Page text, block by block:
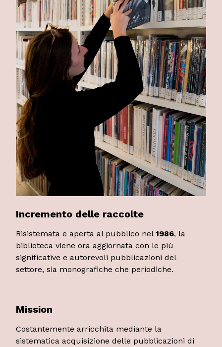
Incremento delle raccolte
Risistemata e aperta al pubblico nel 1986, la
biblioteca viene ora aggiornata con le più
significative e autorevoli pubblicazioni del
settore, sia monografiche che periodiche.
Mission
Costantemente arricchita mediante la
sistematica acquisizione delle pubblicazioni di